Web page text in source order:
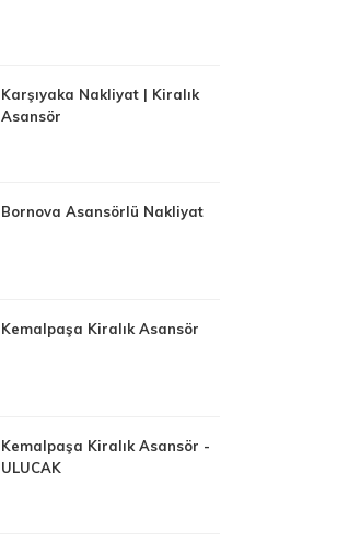
Karşıyaka Nakliyat | Kiralık
Asansör
Bornova Asansörlü Nakliyat
Kemalpaşa Kiralık Asansör
Kemalpaşa Kiralık Asansör -
ULUCAK